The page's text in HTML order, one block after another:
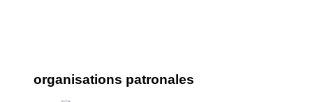
organisations patronales